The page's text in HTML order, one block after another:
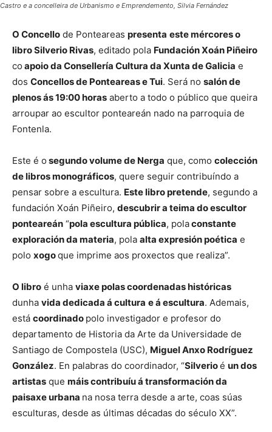
Castro e a concelleira de Urbanismo e Emprendemento, Silvia Fernández
O Concello de Ponteareas presenta este mércores o
libro Silverio Rivas, editado pola Fundación Xoán Piñeiro
co apoio da Consellería Cultura da Xunta de Galicia e
dos Concellos de Ponteareas e Tui. Será no salón de
plenos ás 19:00 horas aberto a todo o público que queira
arroupar ao escultor ponteareán nado na parroquia de
Fontenla.
Este é o segundo volume de Nerga que, como colección
de libros monográficos, quere seguir contribuíndo a
pensar sobre a escultura. Este libro pretende, segundo a
fundación Xoán Piñeiro, descubrir a teima do escultor
ponteareán “pola escultura pública, polaconstante
exploración da materia, pola alta expresión poética e
polo xogoque imprime aos proxectos que realiza”.
O libro é unha viaxe polas coordenadas históricas
dunha vida dedicada á cultura e á escultura. Ademais,
está coordinado polo investigador e profesor do
departamento de Historia da Arte da Universidade de
Santiago de Compostela (USC), Miguel Anxo Rodríguez
González. En palabras do coordinador, “Silverioé un dos
artistas que máis contribuíu á transformación da
paisaxe urbana na nosa terra desde a arte, coas súas
esculturas, desde as últimas décadas do século XX”.